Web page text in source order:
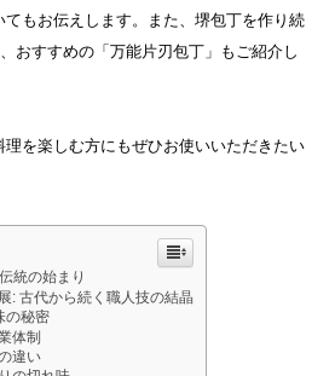
てもお伝えします。また、堺包丁を作り続
おすすめの「万能片刃包丁」もご紹介し
を楽しむ方にもぜひお使いいただきたい
統の始まり
: 古代から続く職人技の結晶
の秘密
体制
違い